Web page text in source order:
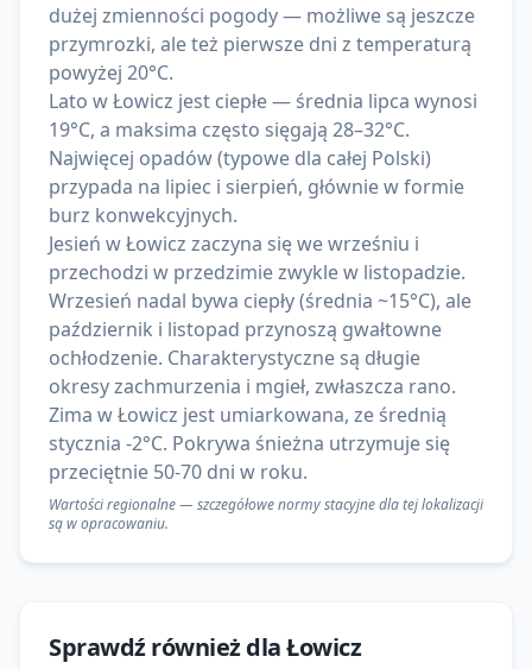
dużej zmienności pogody — możliwe są jeszcze
przymrozki, ale też pierwsze dni z temperaturą
powyżej 20°C.
Lato w Łowicz jest ciepłe — średnia lipca wynosi
19°C, a maksima często sięgają 28–32°C.
Najwięcej opadów (typowe dla całej Polski)
przypada na lipiec i sierpień, głównie w formie
burz konwekcyjnych.
Jesień w Łowicz zaczyna się we wrześniu i
przechodzi w przedzimie zwykle w listopadzie.
Wrzesień nadal bywa ciepły (średnia ~15°C), ale
październik i listopad przynoszą gwałtowne
ochłodzenie. Charakterystyczne są długie
okresy zachmurzenia i mgieł, zwłaszcza rano.
Zima w Łowicz jest umiarkowana, ze średnią
stycznia -2°C. Pokrywa śnieżna utrzymuje się
przeciętnie 50-70 dni w roku.
Wartości regionalne — szczegółowe normy stacyjne dla tej lokalizacji
są w opracowaniu.
Sprawdź również dlaŁowicz